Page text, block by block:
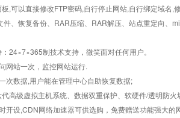
,可以直接修改FTP密码,自行停止网站,自行绑定域名,
件、恢复备份、RAR压缩、RAR解压、站点重定向、
24×7×365制技术支持，微笑面对任何用户。
网站一次，监控网站运行.
次数据,用户能在管理中心自助恢复数据;
高级虚拟主机系统、数据双重保护、软硬件/透明防火
开设,CDN网络加速器可供选购，免费赠送功能强大